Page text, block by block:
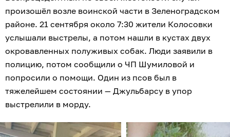
произошёл возле воинской части в Зеленоградском
районе. 21 сентября около 7:30 жители Колосовки
услышали выстрелы, а потом нашли в кустах двух
окровавленных полуживых собак. Люди заявили в
полицию, потом сообщили о ЧП Шумиловой и
попросили о помощи. Один из псов был в
тяжелейшем состоянии — Джульбарсу в упор
выстрелили в морду.